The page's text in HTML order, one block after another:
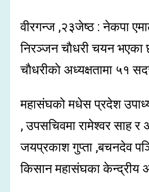
वीरगन्ज ,२३जेष्ठ : नेकपा
निरञ्जन चाैधरी चयन
चाैधरीकाे अध्यक्षतामा ५१
महासंघको मधेस प्रदेश
, उपसचिवमा रामेश्वर साह
जयप्रकाश गुप्ता ,बचनदेव
किसान महासंघका केन्द्रीय